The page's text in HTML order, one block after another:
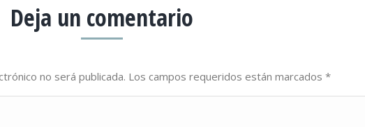
Deja un comentario
no será publicada. Los campos requeridos están marcados *